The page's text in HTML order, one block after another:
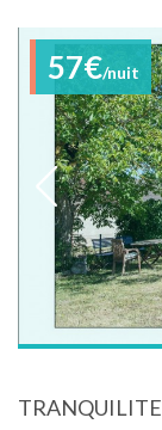
57€/nuit